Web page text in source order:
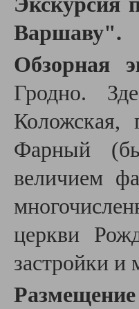
Варшаву".
Обзорная
Гродно.
Фарный
величием
церкви
застройки и
Размещение